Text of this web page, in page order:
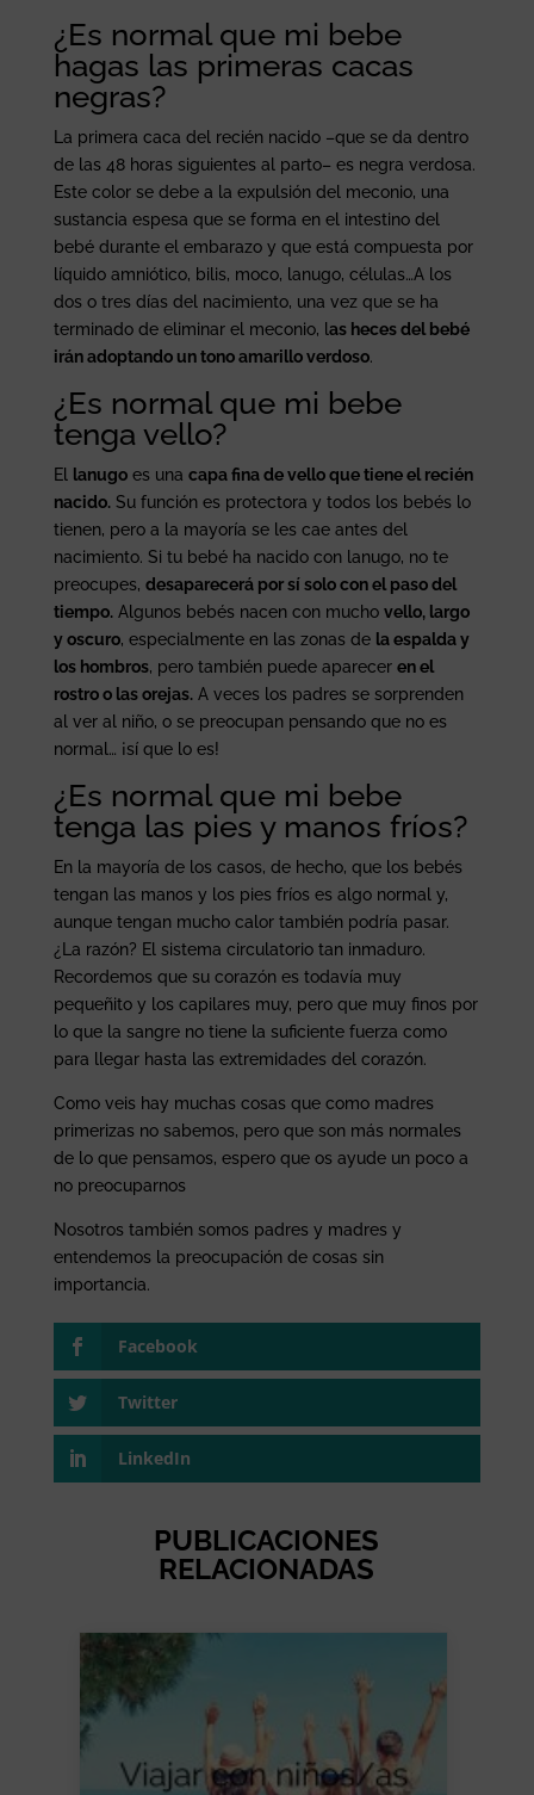
¿Es normal que mi bebe
hagas las primeras cacas
negras?
La primera caca del recién nacido –que se da dentro
de las 48 horas siguientes al parto– es negra verdosa.
Este color se debe a la expulsión del meconio, una
sustancia espesa que se forma en el intestino del
bebé durante el embarazo y que está compuesta por
líquido amniótico, bilis, moco, lanugo, células…A los
dos o tres días del nacimiento, una vez que se ha
terminado de eliminar el meconio, l as heces del bebé
irán adoptando un tono amarillo verdoso.
¿Es normal que mi bebe
tenga vello?
El lanugoes una capa fina de vello que tiene el recién
nacido.Su función es protectora y todos los bebés lo
tienen, pero a la mayoría se les cae antes del
nacimiento. Si tu bebé ha nacido con lanugo, no te
preocupes, desaparecerá por sí solo con el paso del
tiempo.Algunos bebés nacen con mucho vello, largo
y oscuro, especialmente en las zonas de la espalda y
los hombros, pero también puede aparecer en el
rostro o las orejas.A veces los padres se sorprenden
al ver al niño, o se preocupan pensando que no es
normal… ¡sí que lo es!
¿Es normal que mi bebe
tenga las pies y manos fríos?
En la mayoría de los casos, de hecho, que los bebés
tengan las manos y los pies fríos es algo normal y,
aunque tengan mucho calor también podría pasar.
¿La razón? El sistema circulatorio tan inmaduro.
Recordemos que su corazón es todavía muy
pequeñito y los capilares muy, pero que muy finos por
lo que la sangre no tiene la suficiente fuerza como
para llegar hasta las extremidades del corazón.
Como veis hay muchas cosas que como madres
primerizas no sabemos, pero que son más normales
de lo que pensamos, espero que os ayude un poco a
no preocuparnos
Nosotros también somos padres y madres y
entendemos la preocupación de cosas sin
importancia.
Facebook
Twitter
LinkedIn
PUBLICACIONES
RELACIONADAS